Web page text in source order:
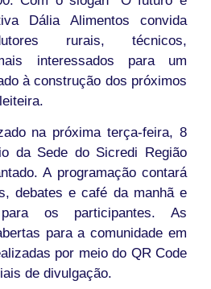
Dália Alimentos convida
rurais, técnicos,
interessados para um
à construção dos próximos
na próxima terça-feira, 8
da Sede do Sicredi Região
A programação contará
debates e café da manhã e
os participantes. As
para a comunidade em
por meio do QR Code
de divulgação.